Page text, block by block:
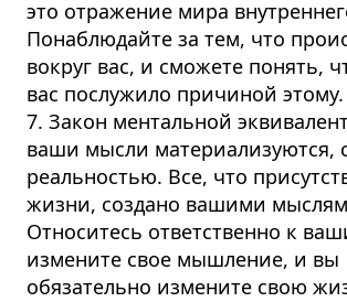
это отражение мира
Понаблюдайте за тем, что
вокруг вас, и сможете понять,
вас послужило причиной этому.
7. Закон ментальной
ваши мысли материализуются,
реальностью. Все, что
жизни, создано вашими
Относитесь ответственно к
измените свое мышление, и вы
обязательно измените свою